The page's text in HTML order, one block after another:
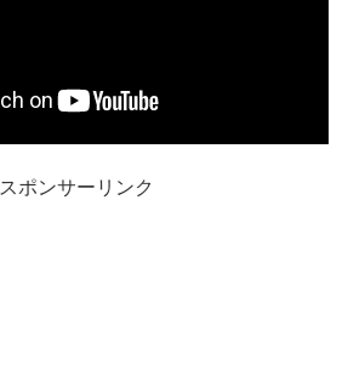
スポンサーリンク